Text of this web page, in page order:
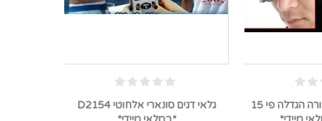
לופה בודדת עם תאורה הגדלה פי 15
גלאי דגים סונארי אלחוטי D2154